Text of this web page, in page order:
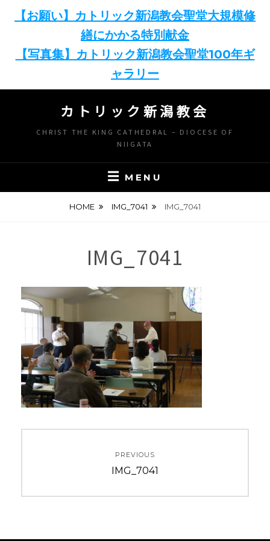
【お願い】カトリック新潟教会聖堂大規模修
繕にかかる特別献金
【写真集】カトリック新潟教会聖堂100年ギ
ャラリー
content
カトリック新潟教会
CHRIST THE KING CATHEDRAL – DIOCESE OF
NIIGATA
MENU
HOME IMG_7041 IMG_7041
IMG_7041
ナ
PREVIOUS
Previous
IMG_7041